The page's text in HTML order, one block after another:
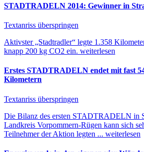
STADTRADELN 2014: Gewinner in
Textanriss überspringen
Aktivster „Stadtradler“ legte 1.358
knapp 200 kg CO2 ein. weiterlesen
Erstes STADTRADELN endet mit fast
Kilometern
Textanriss überspringen
Die Bilanz des ersten STADTRADELN in
Landkreis Vorpommern-Rügen kann sich
Teilnehmer der Aktion legten ... weiterlesen